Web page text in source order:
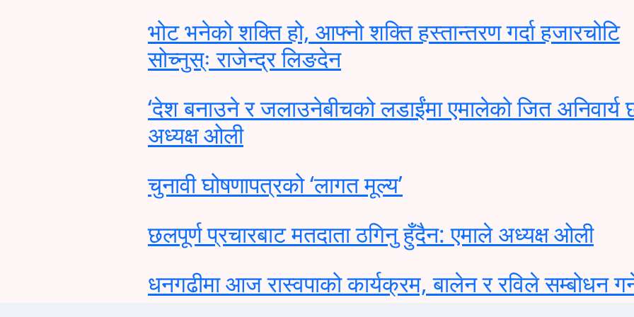
भोट भनेको शक्ति हो, आफ्नो शक्ति हस्तान्तरण गर्दा हजारचोटि
सोच्नुस्ः राजेन्द्र लिङदेन
‘देश बनाउने र जलाउनेबीचको लडाईंमा एमालेको जित अनिवार्य
अध्यक्ष ओली
चुनावी घोषणापत्रको ‘लागत मूल्य’
छलपूर्ण प्रचारबाट मतदाता ठगिनु हुँदैन: एमाले अध्यक्ष ओली
धनगढीमा आज रास्वपाको कार्यक्रम, बालेन र रविले सम्बोधन